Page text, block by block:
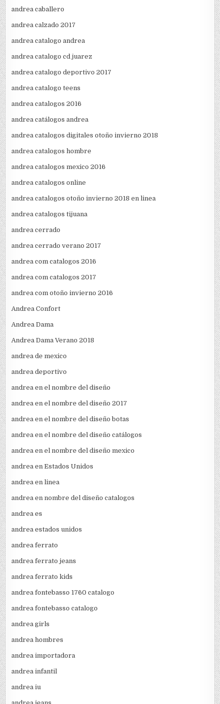
andrea caballero
andrea calzado 2017
andrea catalogo andrea
andrea catalogo cd juarez
andrea catalogo deportivo 2017
andrea catalogo teens
andrea catalogos 2016
andrea catálogos andrea
andrea catalogos digitales otoño invierno 2018
andrea catalogos hombre
andrea catalogos mexico 2016
andrea catalogos online
andrea catalogos otoño invierno 2018 en linea
andrea catalogos tijuana
andrea cerrado
andrea cerrado verano 2017
andrea com catalogos 2016
andrea com catalogos 2017
andrea com otoño invierno 2016
Andrea Confort
Andrea Dama
Andrea Dama Verano 2018
andrea de mexico
andrea deportivo
andrea en el nombre del diseño
andrea en el nombre del diseño 2017
andrea en el nombre del diseño botas
andrea en el nombre del diseño catálogos
andrea en el nombre del diseño mexico
andrea en Estados Unidos
andrea en linea
andrea en nombre del diseño catalogos
andrea es
andrea estados unidos
andrea ferrato
andrea ferrato jeans
andrea ferrato kids
andrea fontebasso 1760 catalogo
andrea fontebasso catalogo
andrea girls
andrea hombres
andrea importadora
andrea infantil
andrea iu